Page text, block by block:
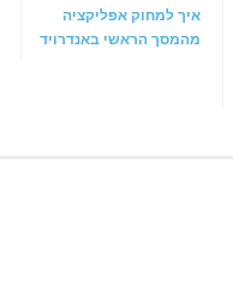
איך למחוק אפליקציה
מהמסך הראשי באנדרויד